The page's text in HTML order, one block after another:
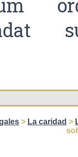
> La caridad >